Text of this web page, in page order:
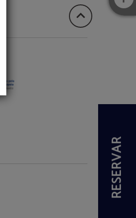
RESERVAR